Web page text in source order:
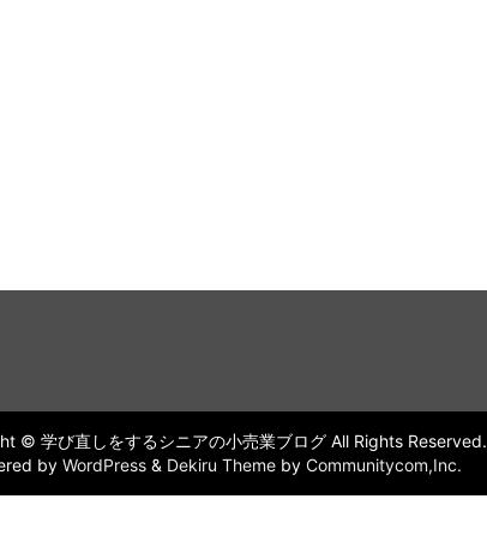
© 学び直しをするシニアの小売業ブログ All Rights Reserved.
by WordPress & Dekiru Theme by Communitycom,Inc.